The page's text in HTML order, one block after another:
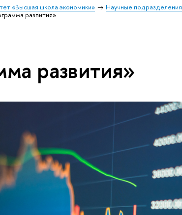
«Высшая школа экономики» Научные подразделения
развития»
развития»